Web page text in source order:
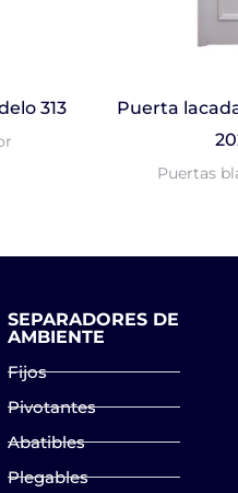
313
Puerta
Puertas
SEPARADORES DE
AMBIENTE
Fijos
Pivotantes
Abatibles
Plegables